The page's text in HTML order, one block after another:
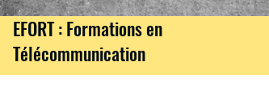
EFORT : Formations en
Télécommunication